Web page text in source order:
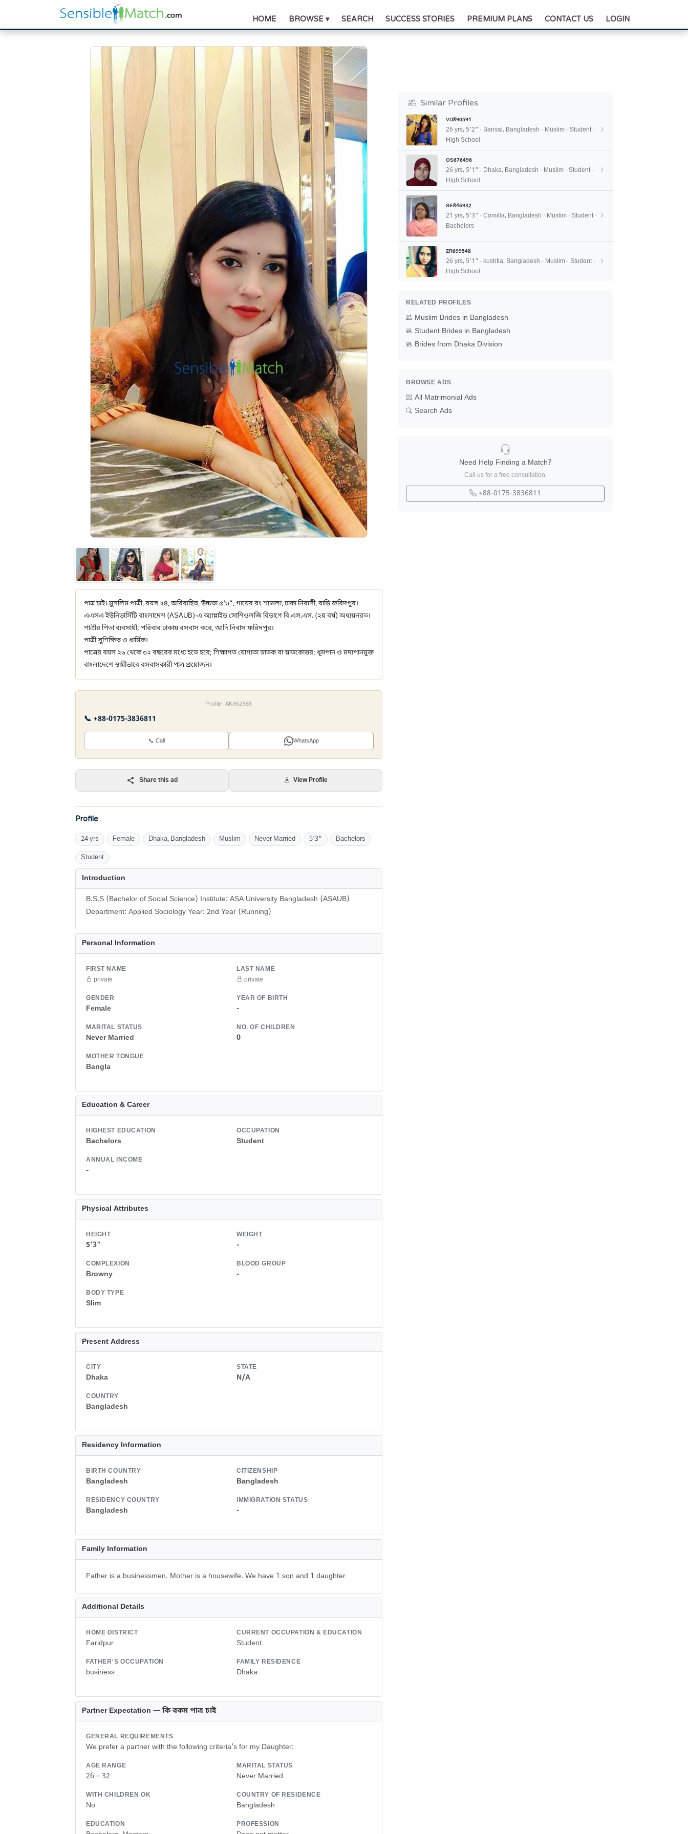
HOME BROWSE ▾ SEARCH SUCCESS STORIES PREMIUM PLANS CONTACT US LOGIN
পাত্র চাই। মুসলিম পাত্রী, বয়স ২৪, অবিবাহিত, উচ্চতা ৫'৩", গায়ের রং শ্যামলা, ঢাকা নিবাসী, বাড়ি ফরিদপুর।
এএসএ ইউনিভার্সিটি বাংলাদেশ (ASAUB)-এ অ্যাপ্লাইড সোশিওলজি বিভাগে বি.এস.এস. (২য় বর্ষ) অধ্যয়নরত।
পাত্রীর পিতা ব্যবসায়ী; পরিবার ঢাকায় বসবাস করে, আদি নিবাস ফরিদপুর।
পাত্রী সুশিক্ষিত ও ধার্মিক।
পাত্রের বয়স ২৬ থেকে ৩২ বছরের মধ্যে হতে হবে; শিক্ষাগত যোগ্যতা স্নাতক বা স্নাতকোত্তর; ধূমপান ও মদ্যপানমুক্ত
বাংলাদেশে স্থায়ীভাবে বসবাসকারী পাত্র প্রয়োজন।
Profile: AK862568
📞 +88-0175-3836811
📞 Call WhatsApp
Share this ad View Profile
Profile
24 yrs Female Dhaka, Bangladesh Muslim Never Married 5'3" Bachelors
Student
Introduction
B.S.S (Bachelor of Social Science) Institute: ASA University Bangladesh (ASAUB)
Department: Applied Sociology Year: 2nd Year (Running)
Personal Information
FIRST NAME
private
LAST NAME
private
GENDER
Female
YEAR OF BIRTH
-
MARITAL STATUS
Never Married
NO. OF CHILDREN
0
MOTHER TONGUE
Bangla
Education & Career
HIGHEST EDUCATION
Bachelors
OCCUPATION
Student
ANNUAL INCOME
-
Physical Attributes
HEIGHT
5'3"
WEIGHT
-
COMPLEXION
Browny
BLOOD GROUP
-
BODY TYPE
Slim
Present Address
CITY
Dhaka
STATE
N/A
COUNTRY
Bangladesh
Residency Information
BIRTH COUNTRY
Bangladesh
CITIZENSHIP
Bangladesh
RESIDENCY COUNTRY
Bangladesh
IMMIGRATION STATUS
-
Family Information
Father is a businessmen. Mother is a housewife. We have 1 son and 1 daughter
Additional Details
HOME DISTRICT
Faridpur
CURRENT OCCUPATION & EDUCATION
Student
FATHER'S OCCUPATION
business
FAMILY RESIDENCE
Dhaka
Partner Expectation — কি রকম পাত্র চাই
GENERAL REQUIREMENTS
We prefer a partner with the following criteria’s for my Daughter:
AGE RANGE
26 – 32
MARITAL STATUS
Never Married
WITH CHILDREN OK
No
COUNTRY OF RESIDENCE
Bangladesh
EDUCATION PROFESSION
Similar Profiles
VD890591
26 yrs, 5'2" · Barisal, Bangladesh · Muslim · Student ·
High School
OS676496
26 yrs, 5'1" · Dhaka, Bangladesh · Muslim · Student ·
High School
SE846932
21 yrs, 5'3" · Comilla, Bangladesh · Muslim · Student ·
Bachelors
ZR699548
26 yrs, 5'1" · kushtia, Bangladesh · Muslim · Student ·
High School
RELATED PROFILES
Muslim Brides in Bangladesh
Student Brides in Bangladesh
Brides from Dhaka Division
BROWSE ADS
All Matrimonial Ads
Search Ads
Need Help Finding a Match?
Call us for a free consultation.
+88-0175-3836811